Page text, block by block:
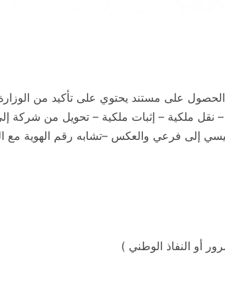
على مستند يحتوي على تأكيد من
– نقل ملكية – إثبات ملكية – تحويل من
إلى فرعي والعكس –تشابه رقم الهوية مع
أو النفاذ الوطني )